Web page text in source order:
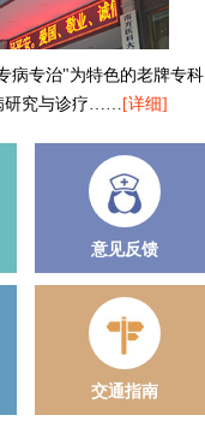
病专治"为特色的老牌专科
研究与诊疗…… [详细]
意见反馈
交通指南